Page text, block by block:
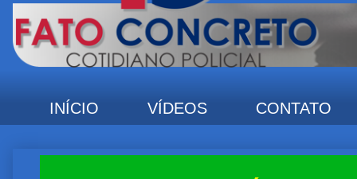
INÍCIO VÍDEOS CONTATO